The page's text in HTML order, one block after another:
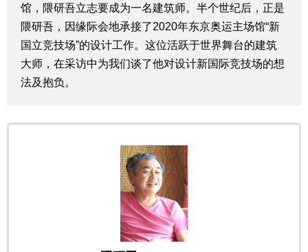
深度报道
视觉日本
馆，隈研吾立志要成为一名建筑师。半个世纪后，正是
隈研吾，因缘际会地承接了2020年东京奥运主场馆“新
国立竞技场”的设计工作。这位活跃于世界舞台的建筑
大师，在采访中为我们谈了他对设计新国际竞技场的想
法及抱负。